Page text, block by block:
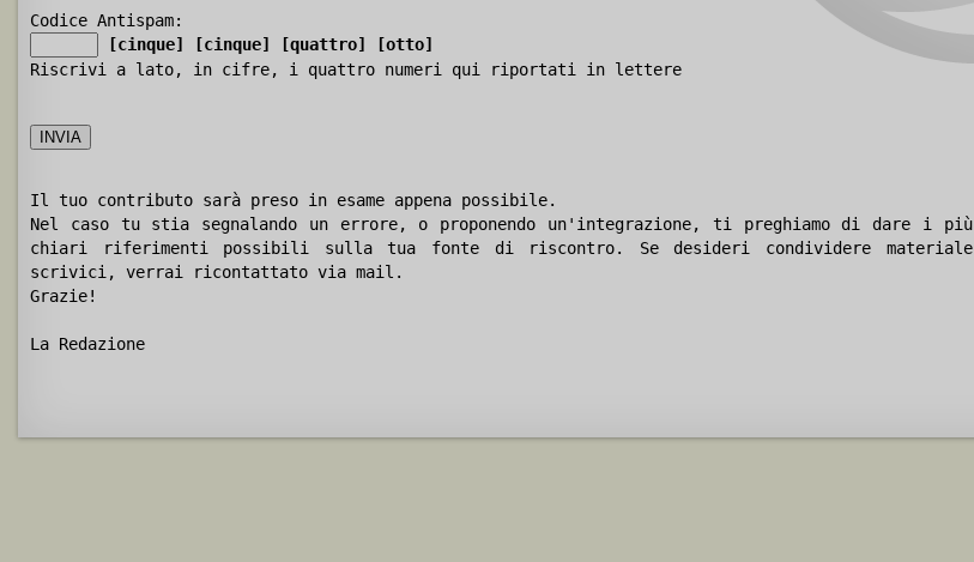
Codice Antispam:
[cinque]
[cinque] [quattro]
[otto]
Riscrivi a lato, in cifre, i quattro numeri qui riportati in lettere
Il tuo contributo sarà preso in esame appena possibile.
Nel caso tu stia segnalando un errore, o proponendo un'integrazione, ti preghiamo di dare i più
chiari riferimenti possibili sulla tua fonte di riscontro. Se desideri condividere materiale
scrivici, verrai ricontattato via mail.
Grazie!
La Redazione